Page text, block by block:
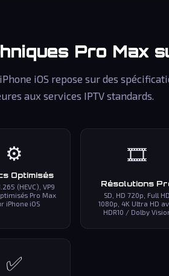
Pro Max
iOS repose sur des
aux services IPTV standards.
⚙️
Optimisés
(HEVC), VP9
Pro Max
iPhone iOS
🎞️
Résolutions
SD, HD 720p, Full HD
1080p, 4K Ultra HD
HDR10 / Dolby
✅